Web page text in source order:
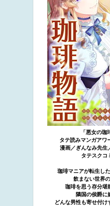
「悪女の珈
タテ読みマンガアワ
漫画／ぎんなみ先生
タテスクコ
珈琲マニアが転生し
飲まない世界
珈琲を思う存分
隣国の侯爵に
どんな男性も寄せ付け